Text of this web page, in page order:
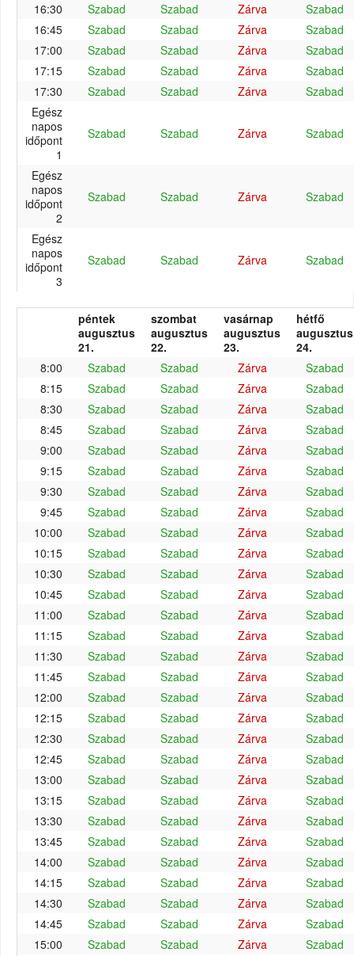
16:30 Szabad Szabad Zárva
Szabad
16:45
Szabad Szabad Zárva
Szabad
17:00
Szabad Szabad Zárva
Szabad
17:15
Szabad Szabad Zárva
Szabad
17:30
Szabad Szabad Zárva
Szabad
Egész
napos
időpont
1
Szabad Szabad Zárva Szabad
Egész
napos
időpont
2
Szabad Szabad Zárva Szabad
Egész
napos
időpont
3
Szabad Szabad Zárva Szabad
péntek
augusztus
21.
szombat
augusztus
22.
vasárnap
augusztus
23.
hétfő
augusztus
24.
8:00
Szabad Szabad Zárva
Szabad
8:15
Szabad Szabad Zárva
Szabad
8:30
Szabad Szabad Zárva
Szabad
8:45
Szabad Szabad Zárva
Szabad
9:00
Szabad Szabad Zárva
Szabad
9:15
Szabad Szabad Zárva
Szabad
9:30
Szabad Szabad Zárva
Szabad
9:45
Szabad Szabad Zárva
Szabad
10:00
Szabad Szabad Zárva
Szabad
10:15
Szabad Szabad Zárva
Szabad
10:30
Szabad Szabad Zárva
Szabad
10:45
Szabad Szabad Zárva
Szabad
11:00
Szabad Szabad Zárva
Szabad
11:15
Szabad Szabad Zárva
Szabad
11:30
Szabad Szabad Zárva
Szabad
11:45
Szabad Szabad Zárva
Szabad
12:00
Szabad Szabad Zárva
Szabad
12:15
Szabad Szabad Zárva
Szabad
12:30
Szabad Szabad Zárva
Szabad
12:45
Szabad Szabad Zárva
Szabad
13:00
Szabad Szabad Zárva
Szabad
13:15
Szabad Szabad Zárva
Szabad
13:30
Szabad Szabad Zárva
Szabad
13:45
Szabad Szabad Zárva
Szabad
14:00
Szabad Szabad Zárva
Szabad
14:15
Szabad Szabad Zárva
Szabad
14:30
Szabad Szabad Zárva
Szabad
14:45
Szabad Szabad Zárva
Szabad
15:00
Szabad Szabad Zárva
Szabad